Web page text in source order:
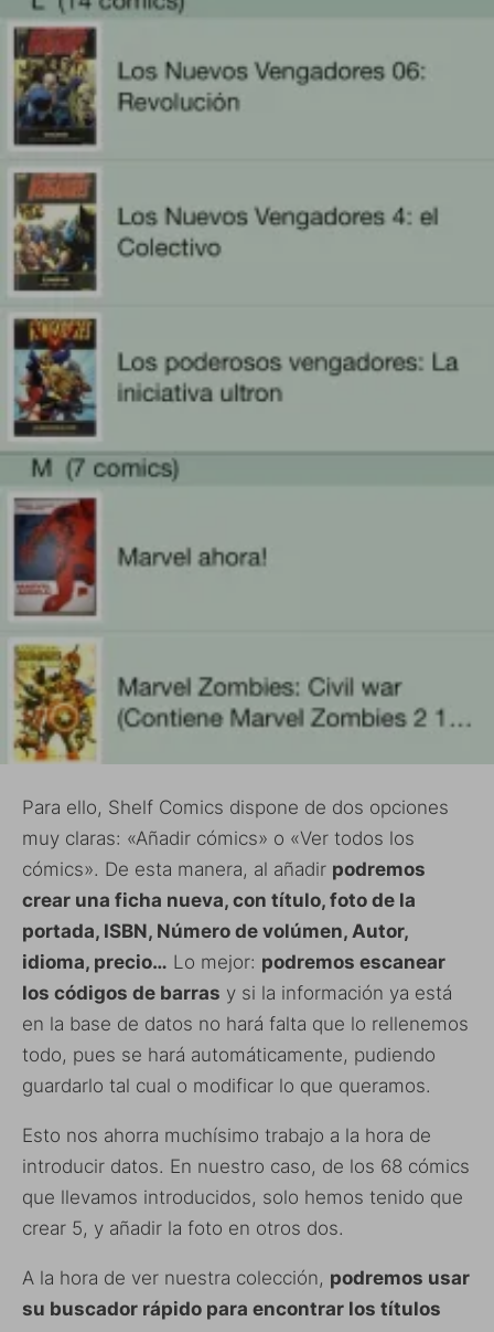
Para ello, Shelf Comics dispone de dos opciones
muy claras: «Añadir cómics» o «Ver todos los
cómics». De esta manera, al añadir podremos
crear una ficha nueva, con título, foto de la
portada, ISBN, Número de volúmen, Autor,
idioma, precio… Lo mejor: podremos escanear
los códigos de barras y si la información ya está
en la base de datos no hará falta que lo rellenemos
todo, pues se hará automáticamente, pudiendo
guardarlo tal cual o modificar lo que queramos.
Esto nos ahorra muchísimo trabajo a la hora de
introducir datos. En nuestro caso, de los 68 cómics
que llevamos introducidos, solo hemos tenido que
crear 5, y añadir la foto en otros dos.
A la hora de ver nuestra colección, podremos usar
su buscador rápido para encontrar los títulos